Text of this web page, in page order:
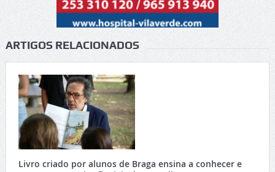
ARTIGOS RELACIONADOS
Livro criado por alunos de Braga ensina a conhecer e